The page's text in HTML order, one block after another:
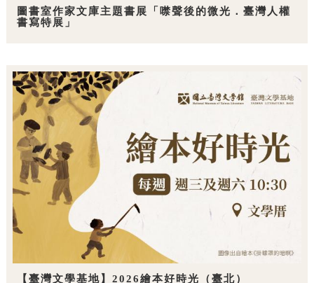
圖書室作家文庫主題書展「噤聲後的微光．臺灣人權
書寫特展」
【臺灣文學基地】2026繪本好時光（臺北）